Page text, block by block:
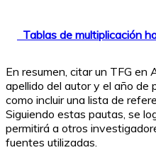
Tablas de multiplicación
En resumen, citar un TFG en
apellido del autor y el año de
como incluir una lista de
Siguiendo estas pautas, se
permitirá a otros
fuentes utilizadas.